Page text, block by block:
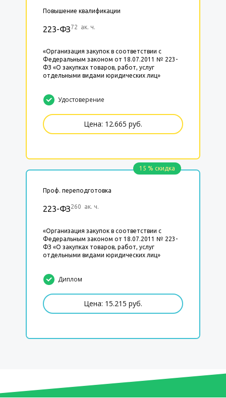
Повышение квалификации
223-ФЗ72 ак. ч.
«Организация закупок в соответствии с
Федеральным законом от 18.07.2011 № 223-
ФЗ «О закупках товаров, работ, услуг
отдельными видами юридических лиц»
Удостоверение
Цена: 12.665 руб.
15 % скидка
Проф. переподготовка
223-ФЗ260 ак. ч.
«Организация закупок в соответствии с
Федеральным законом от 18.07.2011 № 223-
ФЗ «О закупках товаров, работ, услуг
отдельными видами юридических лиц»
Диплом
Цена: 15.215 руб.